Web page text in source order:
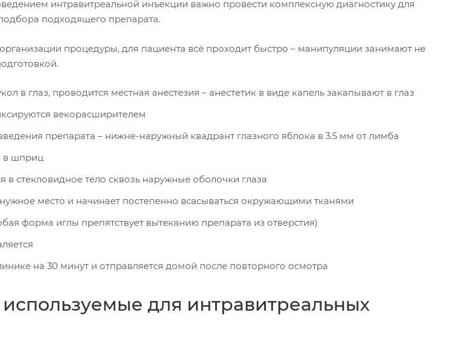
интравитреальной инъекции важно провести комплексную диагностику для
подходящего препарата.
процедуры, для пациента всё проходит быстро – манипуляции занимают не
в глаз, проводится местная анестезия – анестетик в виде капель закапывают в глаз
векорасширителем
препарата – нижне-наружный квадрант глазного яблока в 3.5 мм от лимба
в шприц
в стекловидное тело сквозь наружные оболочки глаза
место и начинает постепенно всасываться окружающими тканями
форма иглы препятствует вытеканию препарата из отверстия)
на 30 минут и отправляется домой после повторного осмотра
для интравитреальных